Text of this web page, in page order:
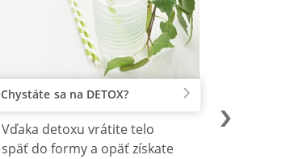
Chystáte sa na DETOX?
Vďaka detoxu vrátite telo
späť do formy a opäť získate